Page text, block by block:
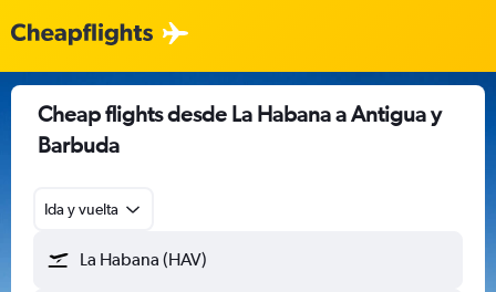
Cheap flights desde La Habana a Antigua y
Barbuda
Ida y vuelta
La Habana (HAV)